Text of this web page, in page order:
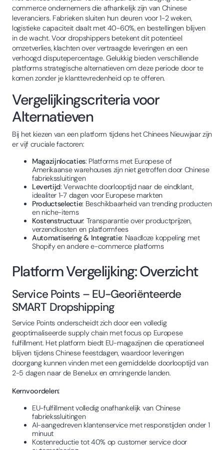
commerce ondernemers die afhankelijk zijn van Chinese
leveranciers. Fabrieken sluiten hun deuren voor 1-2 weken,
logistieke capaciteit daalt met 40-60%, en bestellingen blijven
in de wacht. Voor dropshippers betekent dit potentieel
omzetverlies, klachten over vertraagde leveringen en een
verhoogd disputepercentage. Gelukkig bieden verschillende
platforms strategische alternatieven om deze periode door te
komen zonder je klanttevredenheid op te offeren.
Vergelijkingscriteria voor
Alternatieven
Bij het kiezen van een platform tijdens het Chinees Nieuwjaar zijn
er vijf cruciale factoren:
Magazijnlocaties: Platforms met Europese of
Amerikaanse warehouses zijn niet getroffen door Chinese
fabriekssluitingen
Levertijd: Verwachte doorlooptijd naar de eindklant,
idealiter 1-7 dagen voor Europese markten
Productselectie: Beschikbaarheid van trending producten
en niche-items
Kostenstructuur: Transparantie over productprijzen,
verzendkosten en platformfees
Automatisering & Integratie: Naadloze koppeling met
Shopify en andere e-commerce platforms
Platform Vergelijking: Overzicht
Service Points – EU-Georiënteerde
SMART Dropshipping
Service Points onderscheidt zich door een volledig
geoptimaliseerde supply chain met focus op Europese
fulfillment. Het platform biedt EU-magazijnen die operationeel
blijven tijdens Chinese feestdagen, waardoor leveringen
doorgang kunnen vinden met een gemiddelde doorlooptijd van
2-5 dagen naar de Benelux en omringende landen.
Kernvoordelen:
EU-fulfillment volledig onafhankelijk van Chinese
fabriekssluitingen
AI-aangedreven klantenservice met responstijden onder 1
minuut
Kostenreductie tot 40% op customer service door